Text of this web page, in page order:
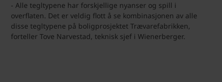
- Alle tegltypene har forskjellige nyanser og spill i
overflaten. Det er veldig flott å se kombinasjonen av alle
disse tegltypene på boligprosjektet Trævarefabrikken,
forteller Tove Narvestad, teknisk sjef i Wienerberger.